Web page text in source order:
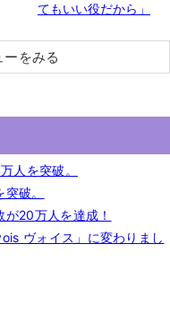
てもいい役だから」
をみる
を突破。
破。
20万人を達成！
ヴォイス」に変わりまし